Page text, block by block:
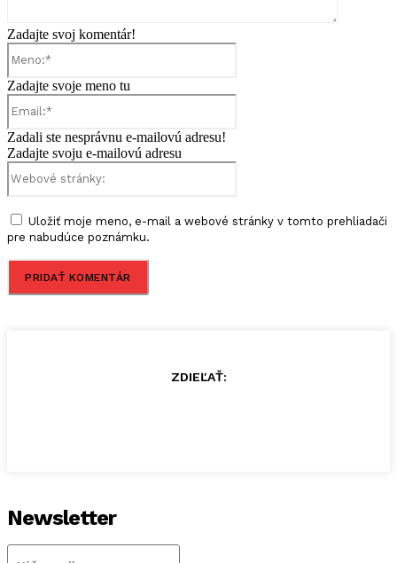
Zadajte svoj komentár!
Zadajte svoje meno tu
Zadali ste nesprávnu e-mailovú adresu!
Zadajte svoju e-mailovú adresu
Uložiť moje meno, e-mail a webové stránky v tomto prehliadači
pre nabudúce poznámku.
ZDIEĽAŤ:
Newsletter